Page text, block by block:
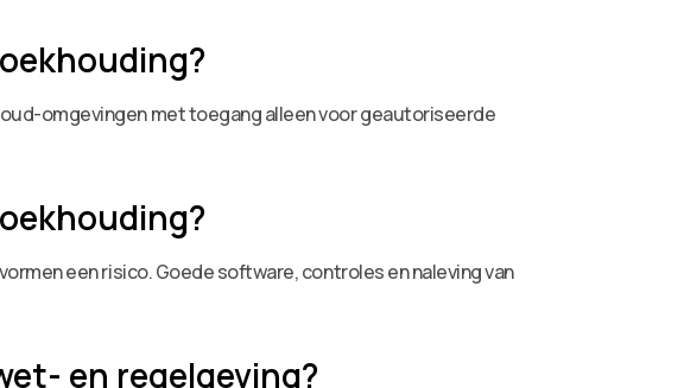
omgevingen met toegang alleen voor geautoriseerde
een risico. Goede software, controles en naleving van
en regelgeving?